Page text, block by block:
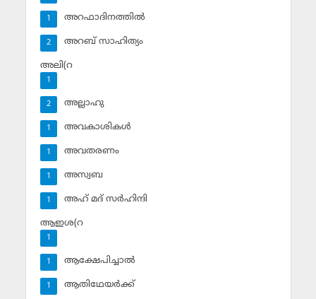
അറഫാദിനത്തില്‍
1
അറബ് സാഹിത്യം
2
അലി(റ
1
അല്ലാഹു
2
അവകാശികള്‍
1
അവതരണം
1
അസ്വബ
1
അഹ് മദ് സര്‍ഹിന്ദി
1
ആഇശ(റ
1
ആക്ഷേപിച്ചാല്‍
1
ആതിഥേയര്‍ക്ക്
1